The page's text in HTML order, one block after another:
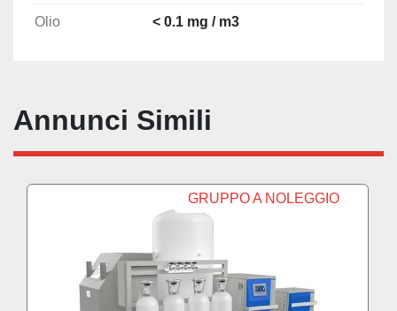
Olio < 0.1 mg / m3
Annunci Simili
GRUPPO A NOLEGGIO